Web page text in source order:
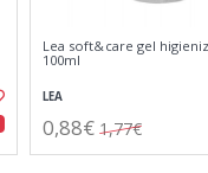
Lea soft&care gel
100ml
LEA
0,88€ 1,77€